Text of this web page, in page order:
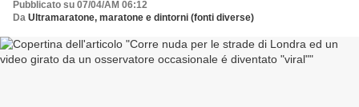
Pubblicato su 07/04/AM 06:12
Da Ultramaratone, maratone e dintorni (fonti diverse)